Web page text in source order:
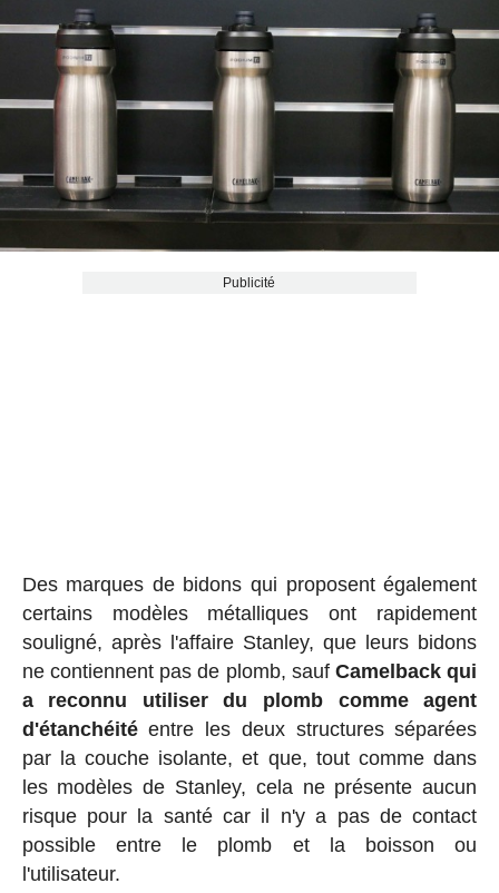
Publicité
Des marques de bidons qui proposent également
certains modèles métalliques ont rapidement
souligné, après l'affaire Stanley, que leurs bidons
ne contiennent pas de plomb, saufCamelback qui
a reconnu utiliser du plomb comme agent
d'étanchéitéentre les deux structures séparées
par la couche isolante, et que, tout comme dans
les modèles de Stanley, cela ne présente aucun
risque pour la santé car il n'y a pas de contact
possible entre le plomb et la boisson ou
l'utilisateur.